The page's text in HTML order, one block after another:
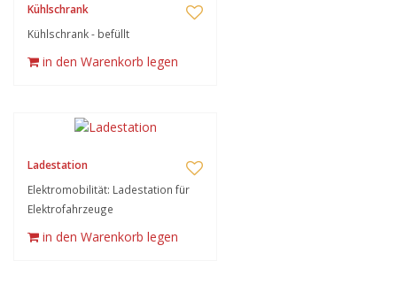
Kühlschrank
Kühlschrank - befüllt
in den Warenkorb legen
Ladestation
Elektromobilität: Ladestation für
Elektrofahrzeuge
in den Warenkorb legen